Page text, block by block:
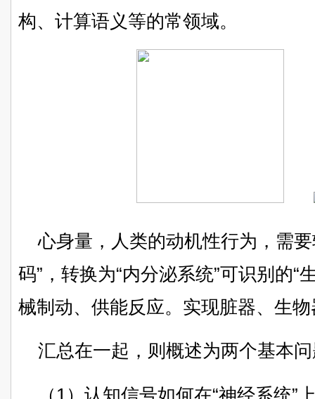
构、计算语义等的常领域。
心身量，人类的动机性行为，需要
码”，转换为“内分泌系统”可识别的“
械制动、供能反应。实现脏器、生
汇总在一起，则概述为两个基本
（1）认知信号如何在“神经系统”